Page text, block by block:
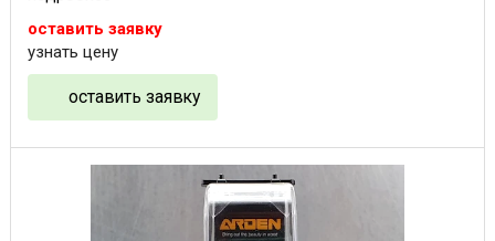
оставить заявку
узнать цену
оставить заявку